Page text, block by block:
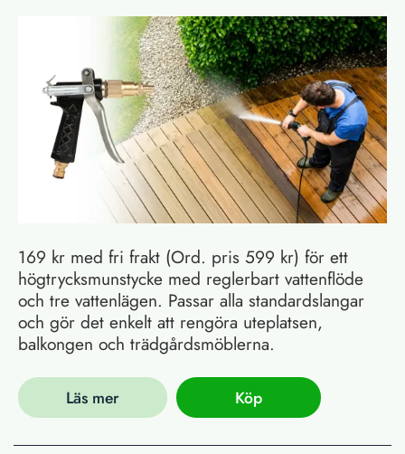
169 kr med fri frakt (Ord. pris 599 kr) för ett
högtrycksmunstycke med reglerbart vattenflöde
och tre vattenlägen. Passar alla standardslangar
och gör det enkelt att rengöra uteplatsen,
balkongen och trädgårdsmöblerna.
Läs mer Köp